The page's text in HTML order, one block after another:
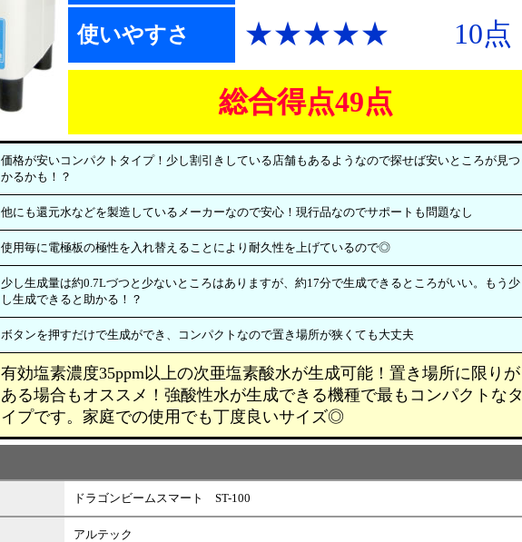
使いやすさ ★★★★★ 10点
総合得点49点
価格が安いコンパクトタイプ！少し割引きしている店舗もあるようなので探せば安いところが見つ
かるかも！？
他にも還元水などを製造しているメーカーなので安心！現行品なのでサポートも問題なし
使用毎に電極板の極性を入れ替えることにより耐久性を上げているので◎
少し生成量は約0.7Lづつと少ないところはありますが、約17分で生成できるところがいい。もう少
し生成できると助かる！？
ボタンを押すだけで生成ができ、コンパクトなので置き場所が狭くても大丈夫
有効塩素濃度35ppm以上の次亜塩素酸水が生成可能！置き場所に限りが
ある場合もオススメ！強酸性水が生成できる機種で最もコンパクトなタ
イプです。家庭での使用でも丁度良いサイズ◎
ドラゴンビームスマート ST-100
アルテック